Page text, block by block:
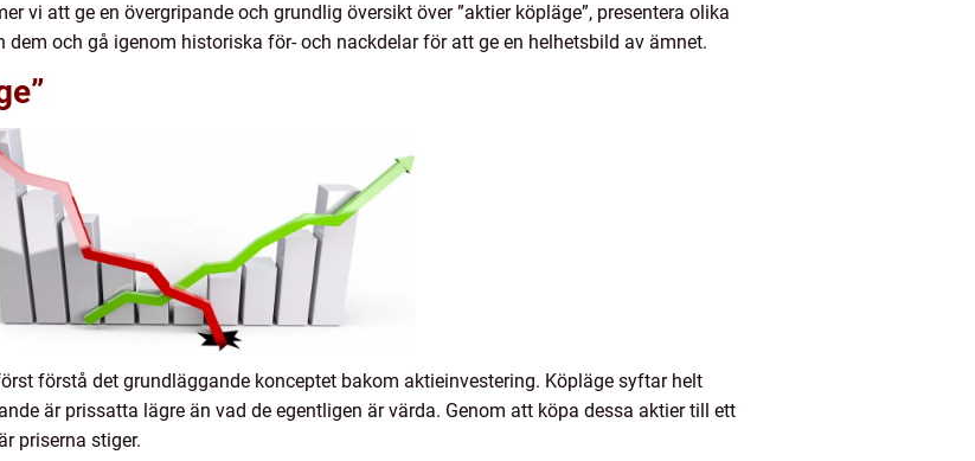
vi att ge en övergripande och grundlig översikt över ”aktier köpläge”, presentera olika
och gå igenom historiska för- och nackdelar för att ge en helhetsbild av ämnet.
förstå det grundläggande konceptet bakom aktieinvestering. Köpläge syftar helt
är prissatta lägre än vad de egentligen är värda. Genom att köpa dessa aktier till ett
priserna stiger.